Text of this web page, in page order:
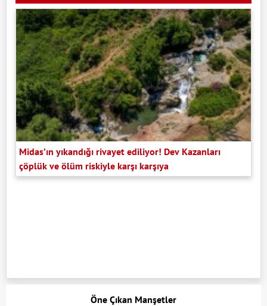
Midas’ın yıkandığı rivayet ediliyor! Dev Kazanları
çöplük ve ölüm riskiyle karşı karşıya
Öne Çıkan Manşetler